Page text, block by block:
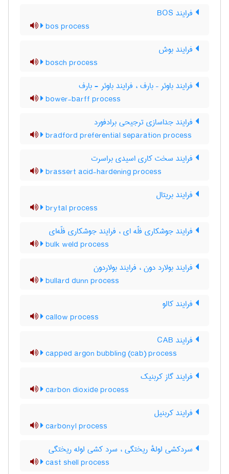
فرایند BOS
bos process
فرایند بوش
bosch process
فرایند باوئر – بارف ، فرایند باوئر - بارف
bower-barff process
فرایند جداسازی ترجیحی برادفورد
bradford preferential separation process
فرایند سخت کاری اسیدی براسرت
brassert acid-hardening process
فرایند بریتال
brytal process
فرایند جوشکاری فلّه ای ، فرایند جوشکاری فلّه‌ای
bulk weld process
فرایند بولارد دون ، فرایند بولاردون
bullard dunn process
فرایند کالو
callow process
فرایند CAB
capped argon bubbling (cab) process
فرایند گاز کربنیک
carbon dioxide process
فرایند کربنیل
carbonyl process
سردکشی لولهٔ ریختگی ، سرد کشی لوله ریختگی
cast shell process